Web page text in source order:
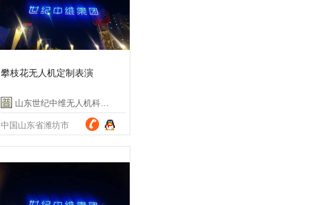
攀枝花无人机定制表演
山东世纪中维无人机科技有限公司
中国山东省潍坊市